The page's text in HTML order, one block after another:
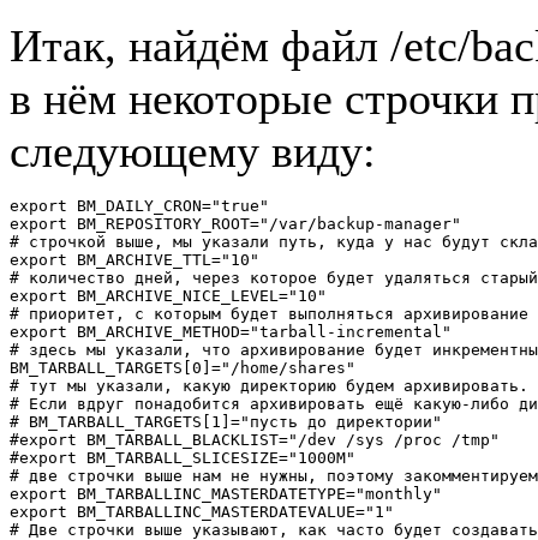
Итак, найдём файл /etc/
в нём некоторые строчки
следующему виду:
export BM_DAILY_CRON="true"
export BM_REPOSITORY_ROOT="/var/backup-manager"
# строчкой выше, мы указали путь, куда у нас будут
export BM_ARCHIVE_TTL="10"
# количество дней, через которое будет удаляться
export BM_ARCHIVE_NICE_LEVEL="10"
# приоритет, с которым будет выполняться архивирование
export BM_ARCHIVE_METHOD="tarball-incremental"
# здесь мы указали, что архивирование будет
BM_TARBALL_TARGETS[0]="/home/shares"
# тут мы указали, какую директорию будем архивировать.
# Если вдруг понадобится архивировать ещё какую-либо
# BM_TARBALL_TARGETS[1]="пусть до директории"
#export BM_TARBALL_BLACKLIST="/dev /sys /proc /tmp"
#export BM_TARBALL_SLICESIZE="1000M"
# две строчки выше нам не нужны, поэтому
export BM_TARBALLINC_MASTERDATETYPE="monthly"
export BM_TARBALLINC_MASTERDATEVALUE="1"
# Две строчки выше указывают, как часто будет